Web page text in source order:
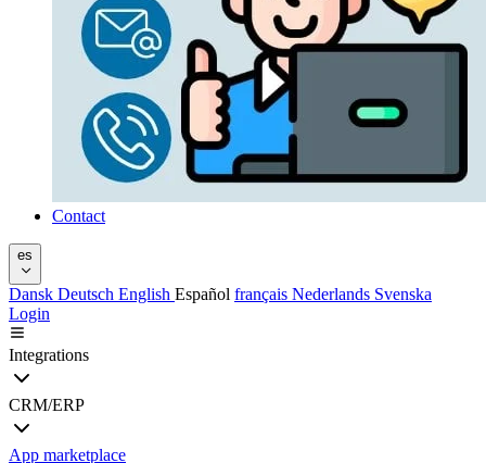
Contact
es
Dansk Deutsch English Español français Nederlands Svenska
Login
Integrations
CRM/ERP
App marketplace